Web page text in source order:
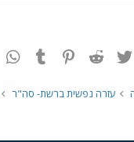
Twitter
Reddit
Pinterest
Tumblr
עזרה נפשית ברשת- סה"ר